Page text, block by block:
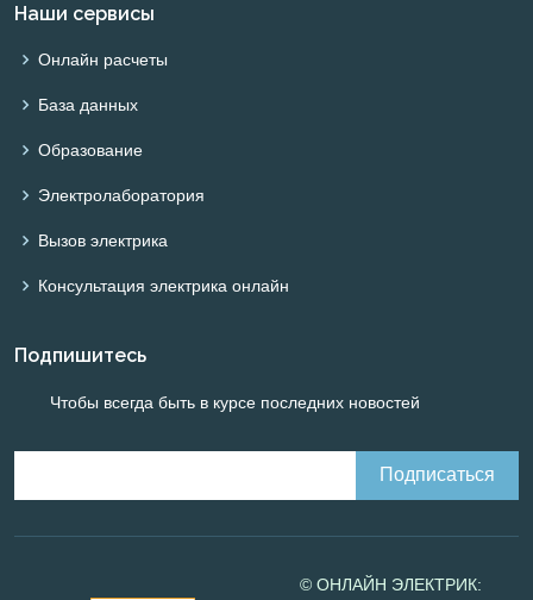
Наши сервисы
Онлайн расчеты
База данных
Образование
Электролаборатория
Вызов электрика
Консультация электрика онлайн
Подпишитесь
Чтобы всегда быть в курсе последних новостей
© ОНЛАЙН ЭЛЕКТРИК: